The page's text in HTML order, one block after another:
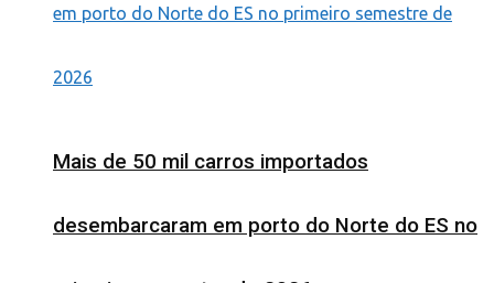
Mais de 50 mil carros importados
desembarcaram em porto do Norte do ES no